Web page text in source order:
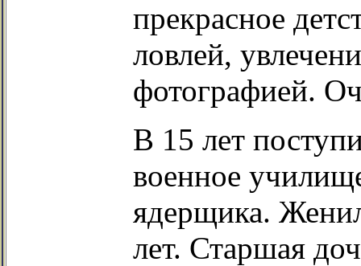
прекрасное
ловлей,
фотографией.
В 15 лет
военное
ядерщика.
лет. Старшая